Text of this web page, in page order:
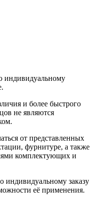
индивидуальному
и более быстрого
не являются
от представленных
фурнитуре, а также
комплектующих и
индивидуальному заказу
её применения.